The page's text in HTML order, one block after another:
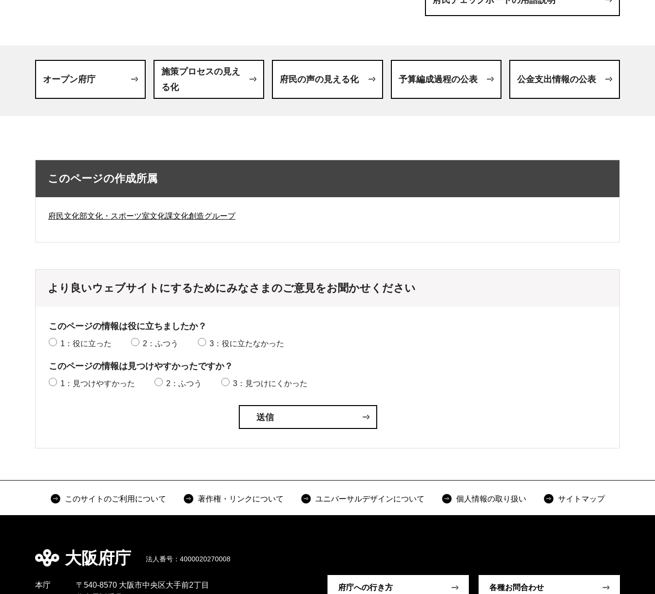
オープン府庁
施策プロセスの見え
る化
府民の声の見える化 予算編成過程の公表 公金支出情報の公表
このページの作成所属
府民文化部文化・スポーツ室文化課文化創造グループ
より良いウェブサイトにするためにみなさまのご意見をお聞かせください
このページの情報は役に立ちましたか？
1：役に立った 2：ふつう 3：役に立たなかった
このページの情報は見つけやすかったですか？
1：見つけやすかった 2：ふつう 3：見つけにくかった
このサイトのご利用について 著作権・リンクについて ユニバーサルデザインについて 個人情報の取り扱い サイトマップ
大阪府庁 法人番号：4000020270008
本庁
〒540-8570 大阪市中央区大手前2丁目
府庁への行き方 各種お問合わせ